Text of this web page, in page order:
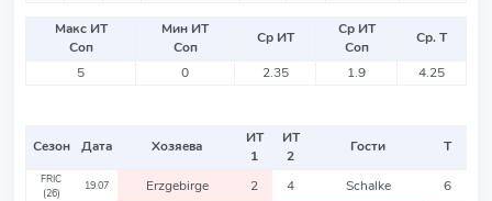
Макс ИТ
Соп
Мин ИТ
Соп
Ср ИТ
Ср ИТ
Соп
Ср. Т
5
0 2.35 1.9 4.25
Сезон Дата Хозяева
ИТ
1
ИТ
2
Гости Т
FRIC
(26)
19.07 Erzgebirge 2 4 Schalke 6